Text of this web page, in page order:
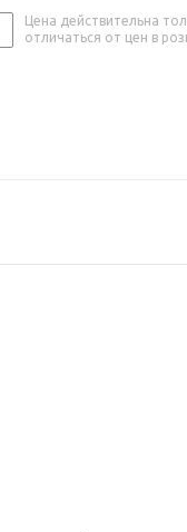
Цена действительна
отличаться от цен в